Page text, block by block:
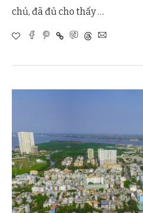
chủ, đã đủ cho thấy …